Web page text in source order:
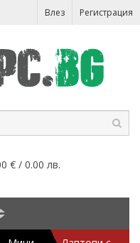
Влез Регистрация
€ / 0.00 лв.